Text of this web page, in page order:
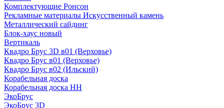
Комплектующие Ронсон
Рекламные материалы Искусственный камень
Металлический сайдинг
Блок-хаус новый
Вертикаль
Квадро Брус 3D в01 (Верховье)
Квадро Брус в01 (Верховье)
Квадро Брус в02 (Ильский)
Корабельная доска
Корабельная доска НН
ЭкоБрус
ЭкоБрус 3D